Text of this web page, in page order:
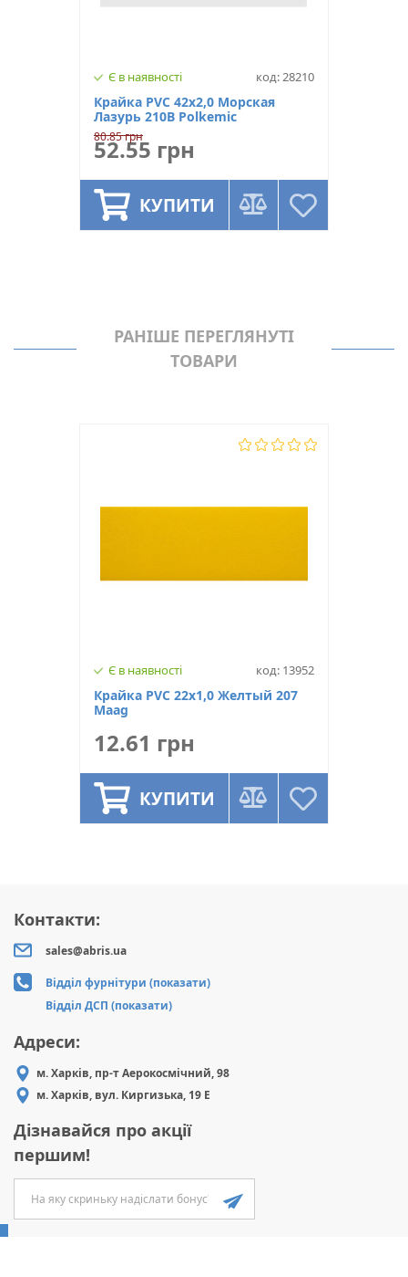
Є в наявності код: 28210
Крайка PVC 42х2,0 Морская
Лазурь 210B Polkemic
80.85 грн
52.55 грн
КУПИТИ
РАНІШЕ ПЕРЕГЛЯНУТІ
ТОВАРИ
Є в наявності код: 13952
Крайка PVC 22х1,0 Желтый 207
Maag
12.61 грн
КУПИТИ
Контакти:
sales@abris.ua
Відділ фурнітури (показати)
Відділ ДСП (показати)
Адреси:
м. Харків, пр-т Аерокосмічний, 98
м. Харків, вул. Киргизька, 19 Е
Дізнавайся про акції
першим!